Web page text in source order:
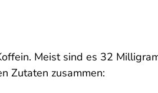
Meist sind es 32
Zutaten zusammen: